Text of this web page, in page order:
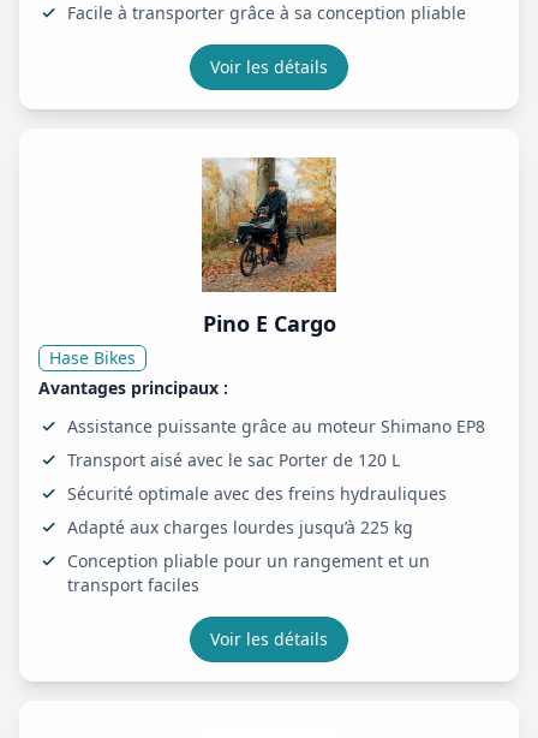
Facile à transporter grâce à sa conception pliable
Voir les détails
Pino E Cargo
Hase Bikes
Avantages principaux :
Assistance puissante grâce au moteur Shimano EP8
Transport aisé avec le sac Porter de 120 L
Sécurité optimale avec des freins hydrauliques
Adapté aux charges lourdes jusqu’à 225 kg
Conception pliable pour un rangement et un
transport faciles
Voir les détails